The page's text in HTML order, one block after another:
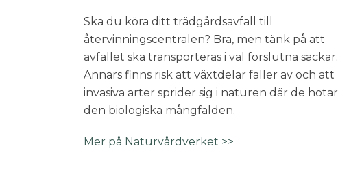
Ska du köra ditt trädgårdsavfall till
återvinningscentralen? Bra, men tänk på att
avfallet ska transporteras i väl förslutna säckar.
Annars finns risk att växtdelar faller av och att
invasiva arter sprider sig i naturen där de hotar
den biologiska mångfalden.
Mer på Naturvårdverket >>